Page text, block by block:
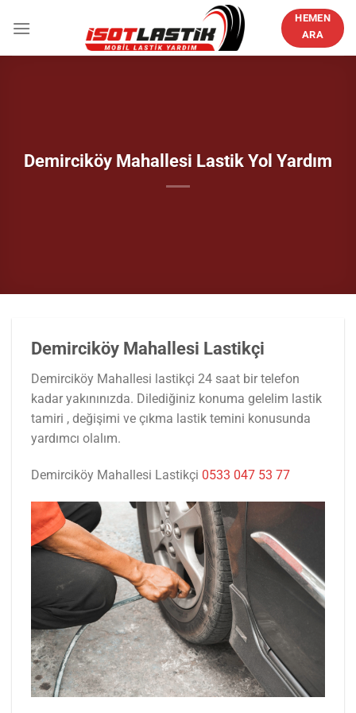
atla
HEMEN
ARA
Demirciköy Mahallesi Lastik Yol Yardım
Demirciköy Mahallesi Lastikçi
Demirciköy Mahallesi lastikçi 24 saat bir telefon
kadar yakınınızda. Dilediğiniz konuma gelelim lastik
tamiri , değişimi ve çıkma lastik temini konusunda
yardımcı olalım.
Demirciköy Mahallesi Lastikçi 0533 047 53 77